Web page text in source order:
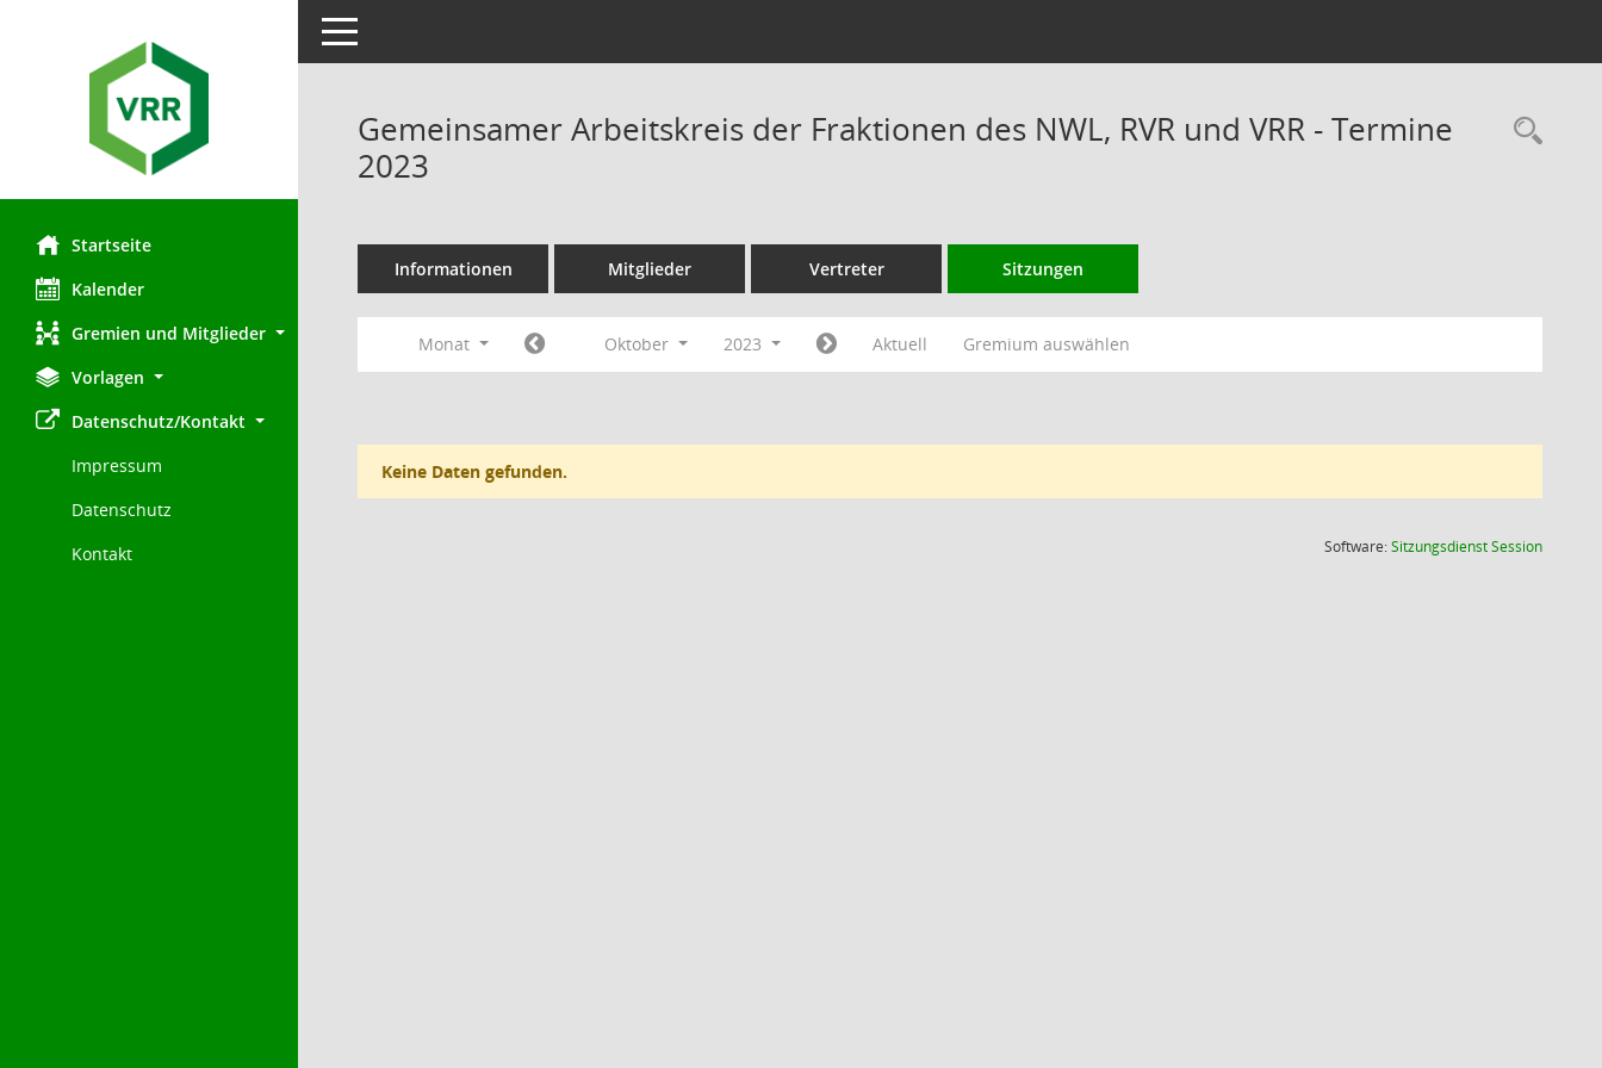
Startseite
Kalender
Gremien und Mitglieder
Vorlagen
Datenschutz/Kontakt
Impressum
Datenschutz
Kontakt
Toggle navigation
Gemeinsamer Arbeitskreis der Fraktionen des NWL, RVR und VRR - Termine
2023
Informationen Mitglieder Vertreter Sitzungen
Monat Oktober 2023 Aktuell Gremium auswählen
Keine Daten gefunden.
Software:SitzungsdienstSession(Wird in